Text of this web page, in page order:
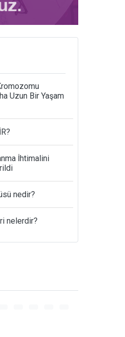
Uzun Bir Yaşam
İhtimalini
nedir?
nelerdir?